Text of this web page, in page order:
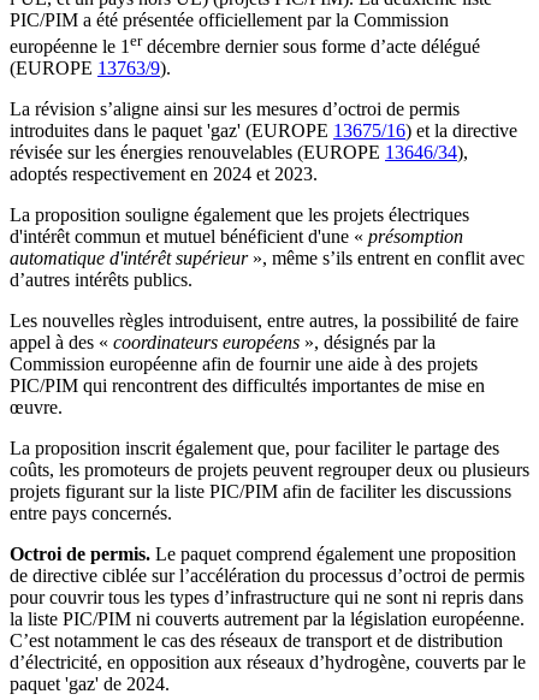
PIC/PIM a été présentée officiellement par la Commission
européenne le 1 erdécembre dernier sous forme d’acte délégué
(EUROPE 13763/9).
La révision s’aligne ainsi sur les mesures d’octroi de permis
introduites dans le paquet 'gaz' (EUROPE 13675/16) et la directive
révisée sur les énergies renouvelables (EUROPE 13646/34),
adoptés respectivement en 2024 et 2023.
La proposition souligne également que les projets électriques
d'intérêt commun et mutuel bénéficient d'une « présomption
automatique d'intérêt supérieur», même s’ils entrent en conflit avec
d’autres intérêts publics.
Les nouvelles règles introduisent, entre autres, la possibilité de faire
appel à des « coordinateurs européens », désignés par la
Commission européenne afin de fournir une aide à des projets
PIC/PIM qui rencontrent des difficultés importantes de mise en
œuvre.
La proposition inscrit également que, pour faciliter le partage des
coûts, les promoteurs de projets peuvent regrouper deux ou plusieurs
projets figurant sur la liste PIC/PIM afin de faciliter les discussions
entre pays concernés.
Octroi de permis. Le paquet comprend également une proposition
de directive ciblée sur l’accélération du processus d’octroi de permis
pour couvrir tous les types d’infrastructure qui ne sont ni repris dans
la liste PIC/PIM ni couverts autrement par la législation européenne.
C’est notamment le cas des réseaux de transport et de distribution
d’électricité, en opposition aux réseaux d’hydrogène, couverts par le
paquet 'gaz' de 2024.